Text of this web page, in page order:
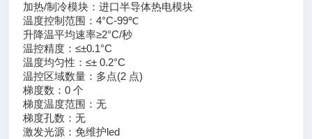
加热/制冷模块：进口半导体热电模块
温度控制范围：4°C-99℃
升降温平均速率≥2°C/秒
温控精度：≤±0.1°C
温度均匀性：≤± 0.2°C
温控区域数量：多点(2 点)
梯度数：0 个
梯度温度范围：无
梯度孔数：无
激发光源：免维护led